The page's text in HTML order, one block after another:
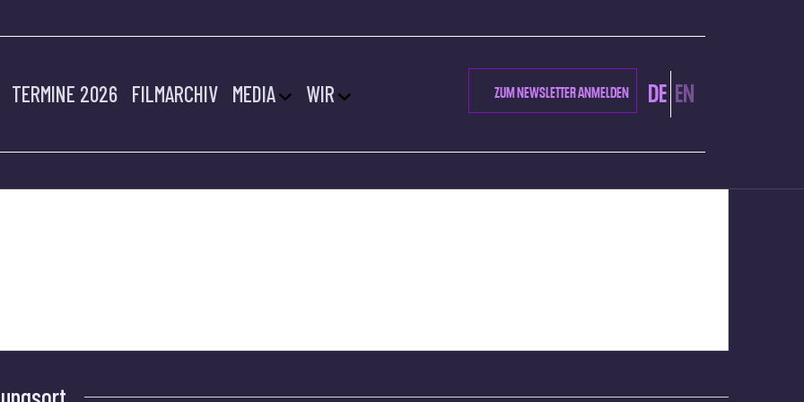
TERMINE 2026 FILMARCHIV MEDIA WIR ZUM NEWSLETTER ANMELDEN DE EN
LINTFORT